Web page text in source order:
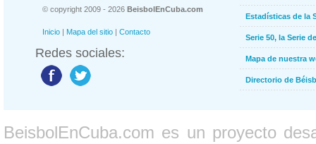
© copyright 2009 - 2026 BeisbolEnCuba.com
Inicio | Mapa del sitio | Contacto
Redes sociales:
Estadísticas de la
Serie 50, la Serie
Mapa de nuestra
Directorio de
BeisbolEnCuba.com es un proyecto